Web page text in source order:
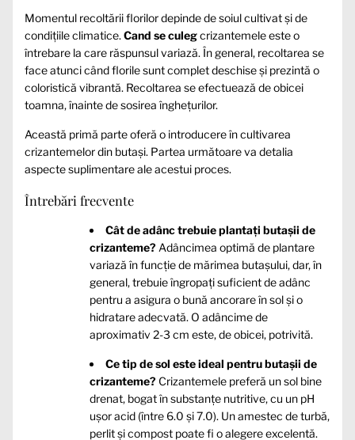
Momentul recoltării florilor depinde de soiul cultivat și de
condițiile climatice.Cand se culegcrizantemele este o
întrebare la care răspunsul variază. În general, recoltarea se
face atunci când florile sunt complet deschise și prezintă o
coloristică vibrantă. Recoltarea se efectuează de obicei
toamna, înainte de sosirea înghețurilor.
Această primă parte oferă o introducere în cultivarea
crizantemelor din butași. Partea următoare va detalia
aspecte suplimentare ale acestui proces.
Întrebări frecvente
Cât de adânc trebuie plantați butașii de
crizanteme? Adâncimea optimă de plantare
variază în funcție de mărimea butașului, dar, în
general, trebuie îngropați suficient de adânc
pentru a asigura o bună ancorare în sol și o
hidratare adecvată. O adâncime de
aproximativ 2-3 cm este, de obicei, potrivită.
Ce tip de sol este ideal pentru butașii de
crizanteme? Crizantemele preferă un sol bine
drenat, bogat în substanțe nutritive, cu un pH
ușor acid (între 6.0 și 7.0). Un amestec de turbă,
perlit și compost poate fi o alegere excelentă.